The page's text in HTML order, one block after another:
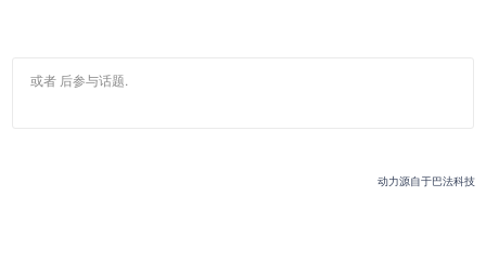
或者 后参与话题.
动力源自于巴法科技